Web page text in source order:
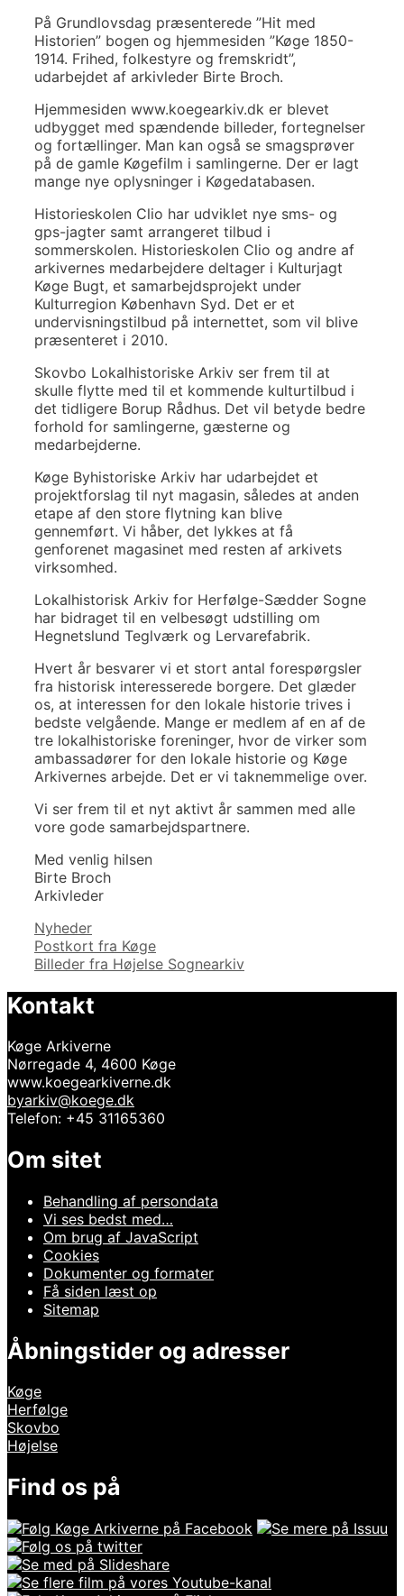
På Grundlovsdag præsenterede ”Hit med
Historien” bogen og hjemmesiden ”Køge 1850-
1914. Frihed, folkestyre og fremskridt”,
udarbejdet af arkivleder Birte Broch.
Hjemmesiden www.koegearkiv.dk er blevet
udbygget med spændende billeder, fortegnelser
og fortællinger. Man kan også se smagsprøver
på de gamle Køgefilm i samlingerne. Der er lagt
mange nye oplysninger i Køgedatabasen.
Historieskolen Clio har udviklet nye sms- og
gps-jagter samt arrangeret tilbud i
sommerskolen. Historieskolen Clio og andre af
arkivernes medarbejdere deltager i Kulturjagt
Køge Bugt, et samarbejdsprojekt under
Kulturregion København Syd. Det er et
undervisningstilbud på internettet, som vil blive
præsenteret i 2010.
Skovbo Lokalhistoriske Arkiv ser frem til at
skulle flytte med til et kommende kulturtilbud i
det tidligere Borup Rådhus. Det vil betyde bedre
forhold for samlingerne, gæsterne og
medarbejderne.
Køge Byhistoriske Arkiv har udarbejdet et
projektforslag til nyt magasin, således at anden
etape af den store flytning kan blive
gennemført. Vi håber, det lykkes at få
genforenet magasinet med resten af arkivets
virksomhed.
Lokalhistorisk Arkiv for Herfølge-Sædder Sogne
har bidraget til en velbesøgt udstilling om
Hegnetslund Teglværk og Lervarefabrik.
Hvert år besvarer vi et stort antal forespørgsler
fra historisk interesserede borgere. Det glæder
os, at interessen for den lokale historie trives i
bedste velgående. Mange er medlem af en af de
tre lokalhistoriske foreninger, hvor de virker som
ambassadører for den lokale historie og Køge
Arkivernes arbejde. Det er vi taknemmelige over.
Vi ser frem til et nyt aktivt år sammen med alle
vore gode samarbejdspartnere.
Med venlig hilsen
Birte Broch
Arkivleder
Kategorier
Nyheder
Indlægsnavigation
Postkort fra Køge
Billeder fra Højelse Sognearkiv
Kontakt
Køge Arkiverne
Nørregade 4, 4600 Køge
www.koegearkiverne.dk
byarkiv@koege.dk
Telefon: +45 31165360
Om sitet
Behandling af persondata
Vi ses bedst med…
Om brug af JavaScript
Cookies
Dokumenter og formater
Få siden læst op
Sitemap
Åbningstider og adresser
Køge
Herfølge
Skovbo
Højelse
Find os på